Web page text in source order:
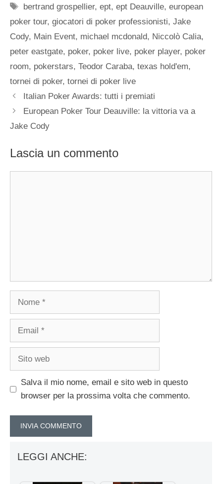
Tag
bertrand grospellier,ept,ept Deauville,european
poker tour, giocatori di poker professionisti, Jake
Cody, Main Event, michael mcdonald, Niccolò Calia,
peter eastgate, poker, poker live, poker player, poker
room, pokerstars, Teodor Caraba, texas hold'em,
tornei di poker, tornei di poker live
Italian Poker Awards: tutti i premiati
European Poker Tour Deauville: la vittoria va a
Jake Cody
Lascia un commento
Nome
Email
Sito
Salva il mio nome, email e sito web in questo
browser per la prossima volta che commento.
LEGGI ANCHE: